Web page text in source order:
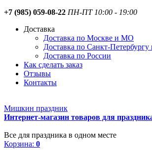
+7 (985) 059-08-22 ПН-ПТ 10:00 - 19:00
Доставка
Доставка по Москве и МО
Доставка по Санкт-
Доставка по России
Как сделать заказ
Отзывы
Контакты
Мишкин праздник
Интернет-магазин товаров для
Все для праздника в одном месте
Корзина: 0